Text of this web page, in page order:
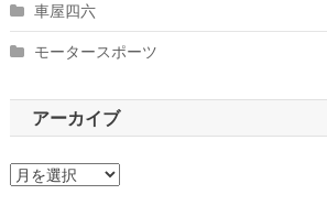
車屋四六
モータースポーツ
アーカイブ
ア